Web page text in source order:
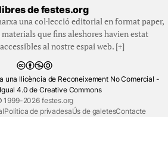
de festes.org
una col·lecció editorial en format paper,
que fins aleshores havien estat
al nostre espai web. [+]
una llicència de Reconeixement No Comercial -
4.0 de Creative Commons
1999-2026 festes.org
Política de privadesaÚs de galetesContacte